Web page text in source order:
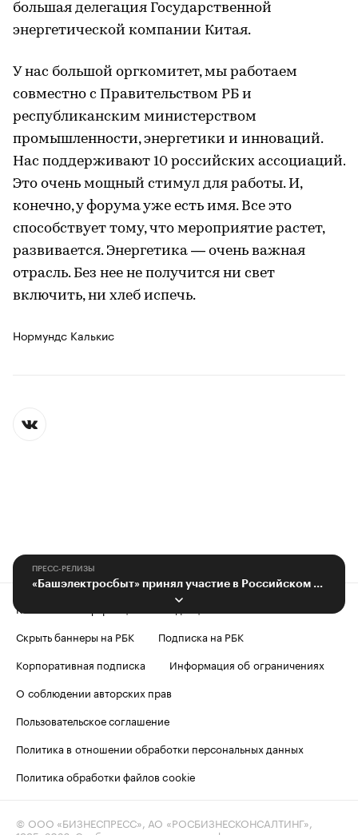
большая делегация Государственной
энергетической компании Китая.
У нас большой оргкомитет, мы работаем
совместно с Правительством РБ и
республиканским министерством
промышленности, энергетики и инноваций.
Нас поддерживают 10 российских ассоциаций.
Это очень мощный стимул для работы. И,
конечно, у форума уже есть имя. Все это
способствует тому, что мероприятие растет,
развивается. Энергетика — очень важная
отрасль. Без нее не получится ни свет
включить, ни хлеб испечь.
Нормундс Калькис
ПРЕСС-РЕЛИЗЫ
«Башэлектросбыт» принял участие в Российском энергетическом форуме
Контактная информация
Скрыть баннеры на РБК
Подписка на РБК
Корпоративная подписка
Информация об ограничениях
О соблюдении авторских прав
Пользовательское соглашение
Политика в отношении обработки персональных данных
Политика обработки файлов cookie
© ООО «БИЗНЕСПРЕСС», АО «РОСБИЗНЕСКОНСАЛТИНГ»,